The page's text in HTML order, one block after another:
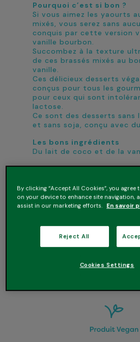
Pourquoi c’est si bon ?
Si vous aimez les yaourts
mixés, vous serez sans
conquis par cette version
vanille bourbon.
Succombez à la texture
de ces brassés mixés au
vanille.
Ces délicieux desserts
conçus pour tous les
pour ceux qui sont
lactose.
Ce sont des desserts sans
et sans soja, conçu avec
Les bons ingrédients
Du lait de coco et de la
Les bonnes raisons de
• Source de calcium et de
• Arôme naturel et sans
• Convient aux personnes
*100% des ingrédients
d’origine végétale
By clicking “Accept All Cookies”, you
on your device to enhance site navigation,
assist in our marketing efforts. En savoir
Reject All
Cookies Settings